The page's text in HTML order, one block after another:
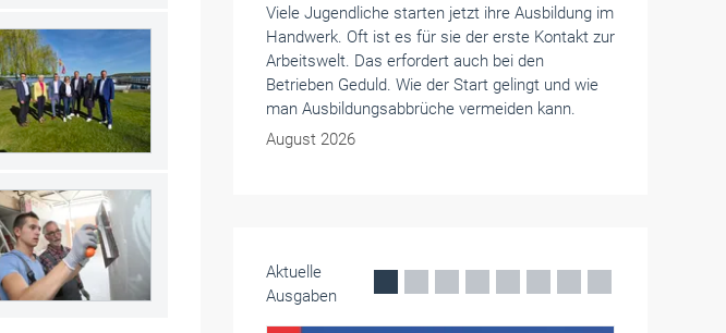
Erstes Treffen, klare Signale: Beim Austausch
mit Brandenburgs neuer Wirtschaftsministerin
Martina Klement brachte das Handwerk zentrale
Anliegen wie Bürokratieabbau,
Fachkräftesicherung und
Unternehmensnachfolge auf den Tisch – und